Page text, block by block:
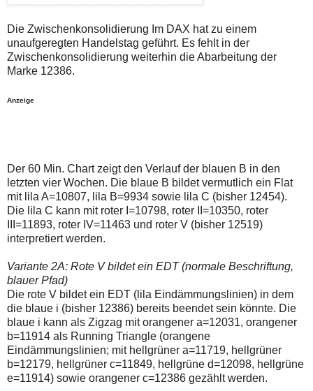
gegen
die
Netiquette
oder
ein
Kommentarfunktion
Browsereinstellungen
oder
Ihre
Internetverbindung
und
versuchen
Sie
zu
einem
späteren
Zeitpunkt
noch
einmal.
Sollte
das
Problem
weiterbestehen
bitte
ich
die
Post
auch
auf
der
online.de
Die Zwischenkonsolidierung Im DAX hat zu einem
unaufgeregten Handelstag geführt. Es fehlt in der
Zwischenkonsolidierung weiterhin die Abarbeitung der
Marke 12386.
Anzeige
Der 60 Min. Chart zeigt den Verlauf der blauen B in den
letzten vier Wochen. Die blaue B bildet vermutlich ein Flat
mit lila A=10807, lila B=9934 sowie lila C (bisher 12454).
Die lila C kann mit roter I=10798, roter II=10350, roter
III=11893, roter IV=11463 und roter V (bisher 12519)
interpretiert werden.
Variante 2A: Rote V bildet ein EDT (normale Beschriftung,
blauer Pfad)
Die rote V bildet ein EDT (lila Eindämmungslinien) in dem
die blaue i (bisher 12386) bereits beendet sein könnte. Die
blaue i kann als Zigzag mit orangener a=12031, orangener
b=11914 als Running Triangle (orangene
Eindämmungslinien; mit hellgrüner a=11719, hellgrüner
b=12179, hellgrüner c=11849, hellgrüne d=12098, hellgrüne
e=11914) sowie orangener c=12386 gezählt werden.